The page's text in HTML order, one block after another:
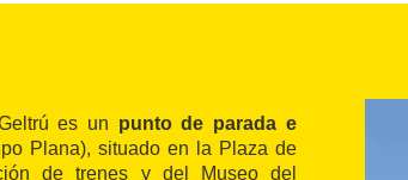
es un punto de parada e
Plana), situado en la Plaza de
de trenes y del Museo del